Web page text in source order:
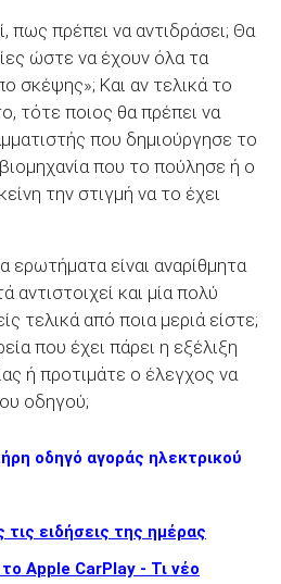
πως πρέπει να αντιδράσει; Θα
ώστε να έχουν όλα τα
σκέψης»; Και αν τελικά το
τότε ποιος θα πρέπει να
που δημιούργησε το
που το πούλησε ή ο
την στιγμή να το έχει
είναι αναρίθμητα
αντιστοιχεί και μία πολύ
τελικά από ποια μεριά είστε;
που έχει πάρει η εξέλιξη
ή προτιμάτε ο έλεγχος να
οδηγού;
οδηγό αγοράς ηλεκτρικού
ειδήσεις της ημέρας
Apple CarPlay - Τι νέο